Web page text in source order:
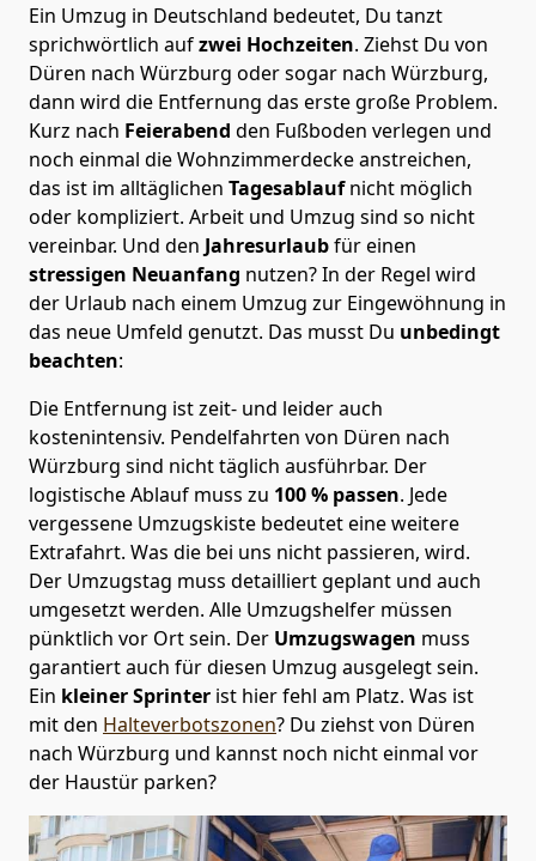
Ein Umzug in Deutschland bedeutet, Du tanzt
sprichwörtlich aufzwei Hochzeiten. Ziehst Du von
Düren nach Würzburg oder sogar nach Würzburg,
dann wird die Entfernung das erste große Problem.
Kurz nach Feierabend den Fußboden verlegen und
noch einmal die Wohnzimmerdecke anstreichen,
das ist im alltäglichen Tagesablaufnicht möglich
oder kompliziert. Arbeit und Umzug sind so nicht
vereinbar. Und den Jahresurlaubfür einen
stressigen Neuanfang nutzen? In der Regel wird
der Urlaub nach einem Umzug zur Eingewöhnung in
das neue Umfeld genutzt. Das musst Du unbedingt
beachten:
Die Entfernung ist zeit- und leider auch
kostenintensiv. Pendelfahrten von Düren nach
Würzburg sind nicht täglich ausführbar. Der
logistische Ablauf muss zu 100 % passen. Jede
vergessene Umzugskiste bedeutet eine weitere
Extrafahrt. Was die bei uns nicht passieren, wird.
Der Umzugstag muss detailliert geplant und auch
umgesetzt werden. Alle Umzugshelfer müssen
pünktlich vor Ort sein. Der Umzugswagen muss
garantiert auch für diesen Umzug ausgelegt sein.
Ein kleiner Sprinter ist hier fehl am Platz. Was ist
mit den Halteverbotszonen? Du ziehst von Düren
nach Würzburg und kannst noch nicht einmal vor
der Haustür parken?